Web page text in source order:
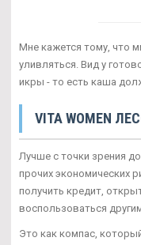
Мне кажется тому, что
уливляться. Вид у
икры - то есть каша
VITA WOMEN
Лучше с точки зрения
прочих экономических
получить кредит,
воспользоваться
Это как компас,